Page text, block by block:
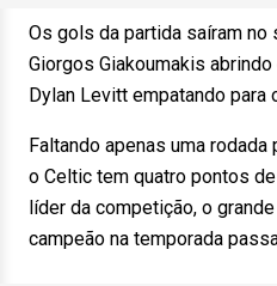
Os gols da partida saíram no
Giorgos Giakoumakis
Dylan Levitt empatando para
Faltando apenas uma
o Celtic tem quatro pontos
líder da competição, o
campeão na temporada